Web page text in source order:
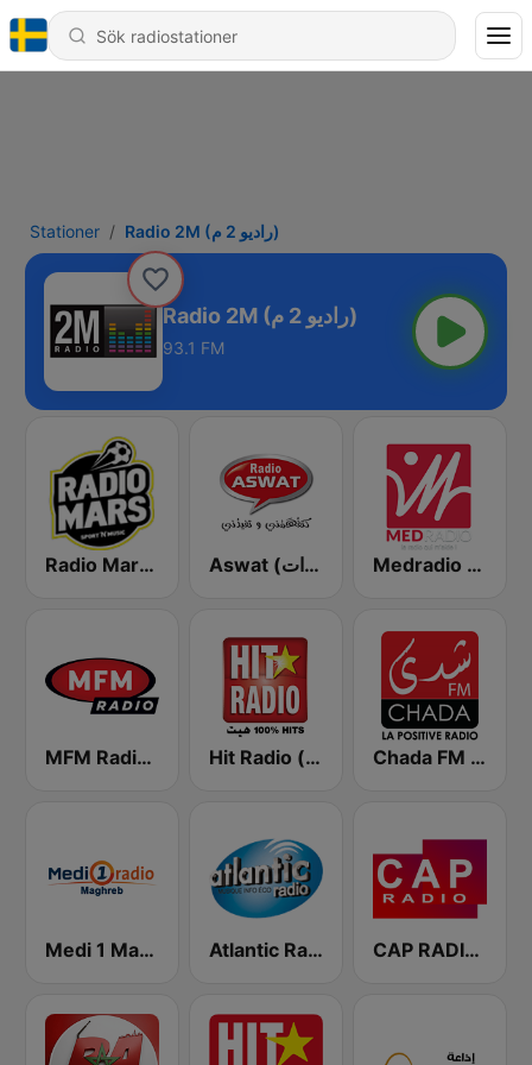
Stationer Radio 2M (راديو 2 م)
Radio 2M (راديو 2 م)
93.1 FM
Radio Mars (راديو مرس) Aswat (أصوات) Medradio (ميد راديو)
MFM Radio (مفم راديو) Hit Radio (هيت راديو) Chada FM (شدى فم)
Medi 1 Maghreb (ميدى1 مغرب) Atlantic Radio (أتلانتيك راديو) CAP RADIO MAROC